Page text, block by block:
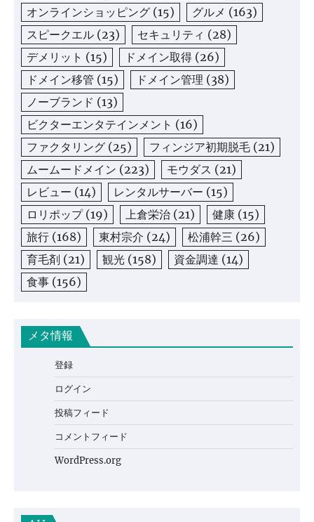
オンラインショッピング (15) グルメ (163)
スピークエル (23) セキュリティ (28)
デメリット (15) ドメイン取得 (26)
ドメイン移管 (15) ドメイン管理 (38)
ノーブランド (13)
ビクターエンタテインメント (16)
ファクタリング (25) フィンジア初期脱毛 (21)
ムームードメイン (223) モウダス (21)
レビュー (14) レンタルサーバー (15)
ロリポップ(19) 上倉栄治 (21) 健康 (15)
旅行 (168) 東村宗介 (24) 松浦幹三 (26)
育毛剤 (21) 観光 (158) 資金調達 (14)
食事 (156)
メタ情報
登録
ログイン
投稿フィード
コメントフィード
WordPress.org